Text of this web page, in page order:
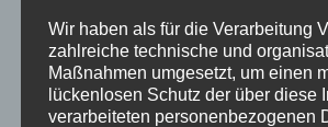
die Schulleitung und das Kollegium
Stadtgymnasiums Dortmund
Text: Stefanie Klimasch
Wir haben als für die Verarbeitung
zahlreiche technische und
Maßnahmen umgesetzt, um einen
lückenlosen Schutz der über diese
verarbeiteten personenbezogenen